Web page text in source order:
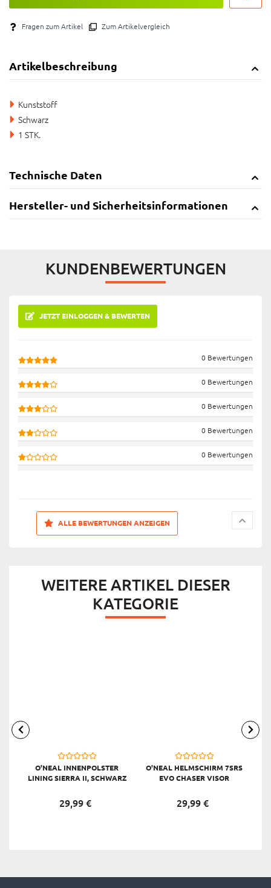
Fragen zum Artikel Zum Artikelvergleich
Artikelbeschreibung
Kunststoff
Schwarz
1 STK.
Technische Daten
Hersteller- und Sicherheitsinformationen
KUNDENBEWERTUNGEN
JETZT EINLOGGEN & BEWERTEN
0 Bewertungen
0 Bewertungen
0 Bewertungen
0 Bewertungen
0 Bewertungen
ALLE BEWERTUNGEN ANZEIGEN
WEITERE ARTIKEL DIESER
KATEGORIE
O'NEAL INNENPOLSTER
LINING SIERRA II, SCHWARZ
29,99€
O'NEAL HELMSCHIRM 7SRS
EVO CHASER VISOR
29,99€